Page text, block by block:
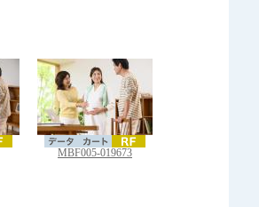
MBF005-019673